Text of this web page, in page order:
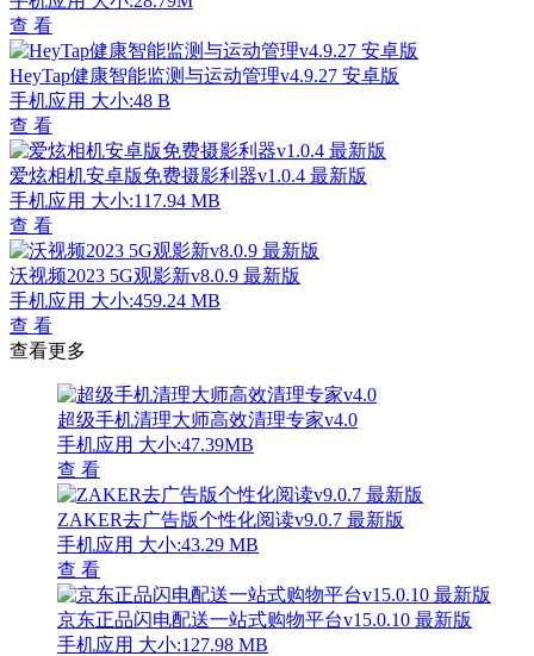
查 看
HeyTap健康智能监测与运动管理v4.9.27 安卓版
手机应用 大小:48 B
查 看
爱炫相机安卓版免费摄影利器v1.0.4 最新版
手机应用 大小:117.94 MB
查 看
沃视频2023 5G观影新v8.0.9 最新版
手机应用 大小:459.24 MB
查 看
查看更多
超级手机清理大师高效清理专家v4.0
手机应用 大小:47.39MB
查 看
ZAKER去广告版个性化阅读v9.0.7 最新版
手机应用 大小:43.29 MB
查 看
京东正品闪电配送一站式购物平台v15.0.10 最新版
手机应用 大小:127.98 MB